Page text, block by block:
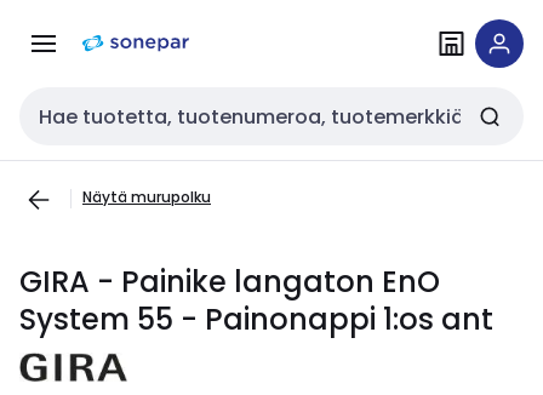
navigointiinsisältöön
Haku
Näytä murupolku
GIRA - Painike langaton EnO
System 55 - Painonappi 1:os ant